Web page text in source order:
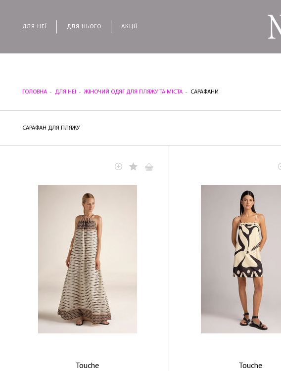
ДЛЯ НЕЇ ДЛЯ НЬОГО АКЦІЇ
ГОЛОВНА ДЛЯ НЕЇ ЖІНОЧИЙ ОДЯГ ДЛЯ ПЛЯЖУ ТА МІСТА САРАФАНИ
САРАФАН ДЛЯ ПЛЯЖУ
Touche
Touche